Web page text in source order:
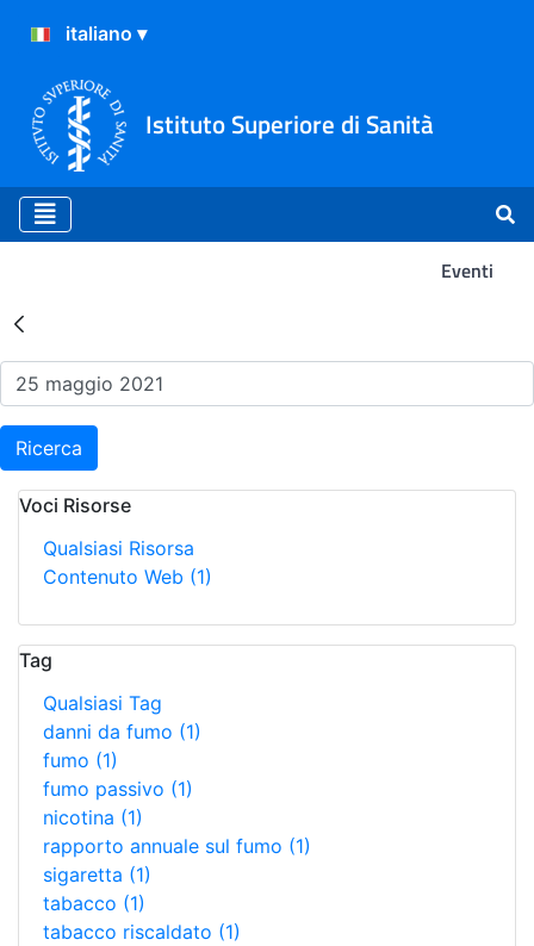
Istituto Superiore di Sanità
Eventi
Risultati della Ricerca -
Ricerca
Voci Risorse
Qualsiasi Risorsa
Contenuto Web (1)
Tag
Qualsiasi Tag
danni da fumo (1)
fumo (1)
fumo passivo (1)
nicotina (1)
rapporto annuale sul fumo (1)
sigaretta (1)
tabacco (1)
tabacco riscaldato (1)